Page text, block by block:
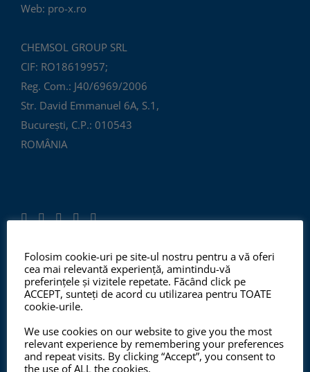
Web: pro-x.ro
CHEMSOL GROUP SRL
CIF: RO18619957;
Reg. Com.: J40/6969/2006
Str. David Emmanuel 6A, S.1,
București, C.P.: 010543
ROMÂNIA
ISO 9001:2015, ISO 14001:2015
Începând cu anul 2012, ChemSol Group deține
Certificatul Sistemului de Management al Calității
Folosim cookie-uri pe site-ul nostru pentru a vă oferi
cea mai relevantă experiență, amintindu-vă
preferințele și vizitele repetate. Făcând click pe
ACCEPT, sunteți de acord cu utilizarea pentru TOATE
cookie-urile.
We use cookies on our website to give you the most
relevant experience by remembering your preferences
and repeat visits. By clicking “Accept”, you consent to
the use of ALL the cookies.